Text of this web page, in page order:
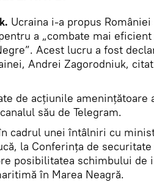
Ucraina i-a propus
a „combate mai
Acest lucru a fost
Andrei Zagorodniuk,
de acțiunile amenințătoare
său de Telegram.
cadrul unei întâlniri cu
la Conferința de securitate
posibilitatea schimbului de
în Marea Neagră.